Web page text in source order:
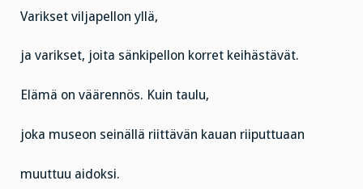
Varikset viljapellon yllä,
ja varikset, joita sänkipellon korret keihästävät.
Elämä on väärennös. Kuin taulu,
joka museon seinällä riittävän kauan riiputtuaan
muuttuu aidoksi.